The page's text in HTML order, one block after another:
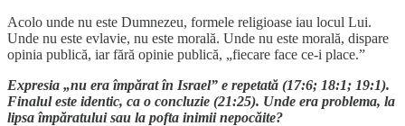
Acolo unde nu este Dumnezeu, formele religioase iau locul Lui.
Unde nu este evlavie, nu este morală. Unde nu este morală, dispare
opinia publică, iar fără opinie publică, „fiecare face ce-i place.”
Expresia „nu era împărat în Israel” e repetată (17:6; 18:1; 19:1).
Finalul este identic, ca o concluzie (21:25). Unde era problema, la
lipsa împăratului sau la pofta inimii nepocăite?